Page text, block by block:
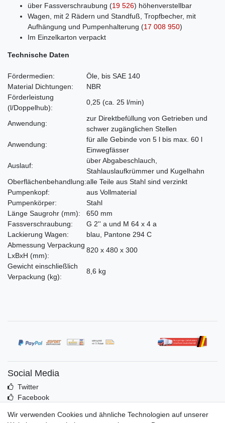
über Fassverschraubung (19 526) höhenverstellbar
Wagen, mit 2 Rädern und Standfuß, Tropfbecher, mit
Aufhängung und Pumpenhalterung (17 008 950)
Im Einzelkarton verpackt
Technische Daten
Fördermedien:
Öle, bis SAE 140
Material Dichtungen:
NBR
Förderleistung
(l/Doppelhub):
0,25 (ca. 25 l/min)
Anwendung:
zur Direktbefüllung von Getrieben und
schwer zugänglichen Stellen
Anwendung:
für alle Gebinde von 5 l bis max. 60 l
Einwegfässer
Auslauf:
über Abgabeschlauch,
Stahlauslaufkrümmer und Kugelhahn
Oberflächenbehandlung:alle Teile aus Stahl sind verzinkt
Pumpenkopf:
aus Vollmaterial
Pumpenkörper:
Stahl
Länge Saugrohr (mm):
650 mm
Fassverschraubung:
G 2'' a und M 64 x 4 a
Lackierung Wagen:
blau, Pantone 294 C
Abmessung Verpackung
LxBxH (mm):
820 x 480 x 300
Gewicht einschließlich
Verpackung (kg):
8,6 kg
Social Media
Twitter
Facebook
Wir verwenden Cookies und ähnliche Technologien auf unserer